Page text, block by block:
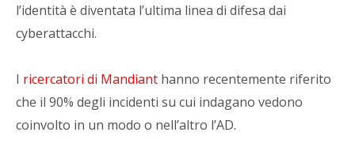
l’identità è diventata l’ultima linea di difesa dai
cyberattacchi.
I ricercatori di Mandiant hanno recentemente riferito
che il 90% degli incidenti su cui indagano vedono
coinvolto in un modo o nell’altro l’AD.